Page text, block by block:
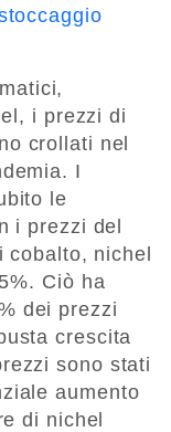
i prezzi di
crollati nel
I
le
i prezzi del
cobalto, nichel
Ciò ha
dei prezzi
crescita
sono stati
aumento
di nichel